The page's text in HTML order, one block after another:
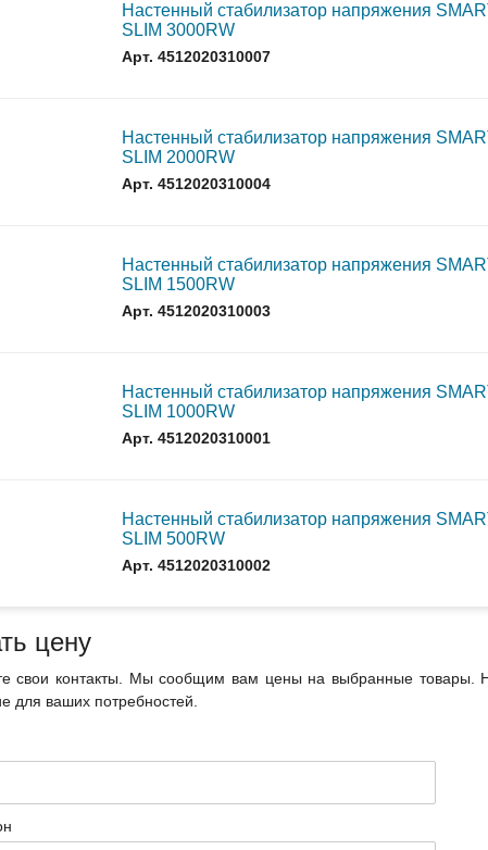
ANC
Настенный стабилизатор напряжения
SLIM 3000RW
Арт. 4512020310007
Настенный стабилизатор напряжения
SLIM 2000RW
Арт. 4512020310004
Настенный стабилизатор напряжения
SLIM 1500RW
Арт. 4512020310003
Настенный стабилизатор напряжения
SLIM 1000RW
Арт. 4512020310001
Настенный стабилизатор напряжения
SLIM 500RW
Арт. 4512020310002
цену
свои контакты. Мы сообщим вам цены на выбранные товары.
для ваших потребностей.